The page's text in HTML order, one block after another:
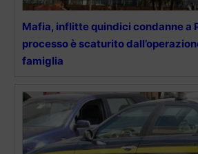
Mafia, inflitte quindici condanne a
processo è scaturito
famiglia